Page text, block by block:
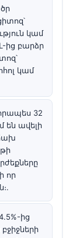
կամ
ից բարձր
կամ
32
են ավելի
որ
ից